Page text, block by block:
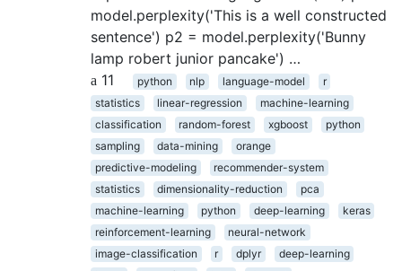
model.perplexity('This is a well constructed
sentence') p2 = model.perplexity('Bunny
lamp robert junior pancake') …
11
python nlp language-model
r
statistics
linear-regression
machine-learning
classification
random-forest xgboost
python
sampling
data-mining
orange
predictive-modeling
recommender-system
statistics
dimensionality-reduction
pca
machine-learning
python deep-learning
keras
reinforcement-learning
neural-network
image-classification
r dplyr
deep-learning